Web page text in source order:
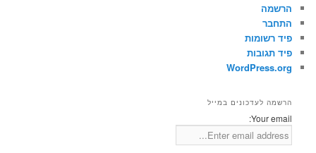
הרשמה
התחבר
פיד רשומות
פיד תגובות
WordPress.org
הרשמה לעדכונים במייל
Your email: